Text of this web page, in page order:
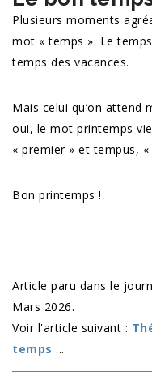
Plusieurs moments
mot « temps ». Le
temps des vacances.
Mais celui qu’on attend
oui, le mot printemps
« premier » et tempus,
Bon printemps !
Article paru dans le
Mars 2026.
Voir l'article suivant :
temps ...